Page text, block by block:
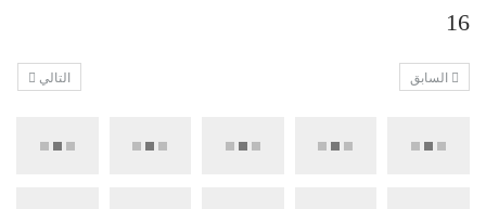
16
التالي السابق